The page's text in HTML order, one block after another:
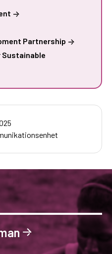
Partnership
Sustainable